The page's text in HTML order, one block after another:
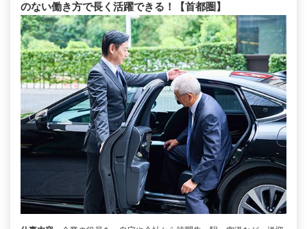
のない働き方で長く活躍できる！【首都圏】